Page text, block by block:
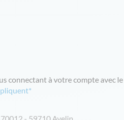
connectant à votre compte avec